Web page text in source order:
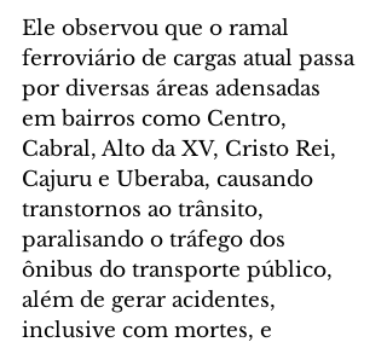
Ele observou que o ramal
ferroviário de cargas atual passa
por diversas áreas adensadas
em bairros como Centro,
Cabral, Alto da XV, Cristo Rei,
Cajuru e Uberaba, causando
transtornos ao trânsito,
paralisando o tráfego dos
ônibus do transporte público,
além de gerar acidentes,
inclusive com mortes, e